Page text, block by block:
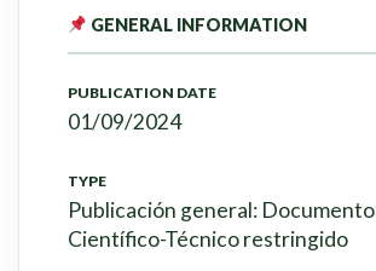
GENERAL INFORMATION
PUBLICATION DATE
01/09/2024
TYPE
Publicación general: Documento
Científico-Técnico restringido